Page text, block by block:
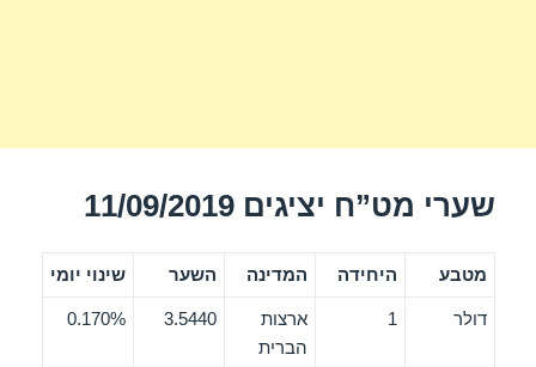
שערי מט”ח יציגים 11/09/2019
מטבע היחידה המדינה השער שינוי יומי
דולר 1
ארצות
הברית
3.5440
0.170%